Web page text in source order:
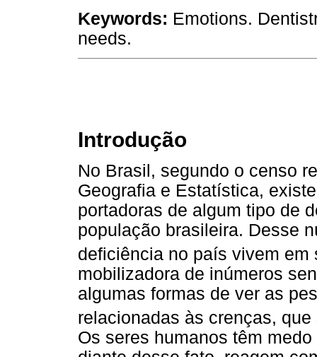
Keywords: Emotions.
needs.
Introdução
No Brasil, segundo o censo
Geografia e Estatística,
portadoras de algum tipo de
população brasileira. Desse
deficiência no país vivem em
mobilizadora de inúmeros
algumas formas de ver as
relacionadas às crenças,
Os seres humanos têm